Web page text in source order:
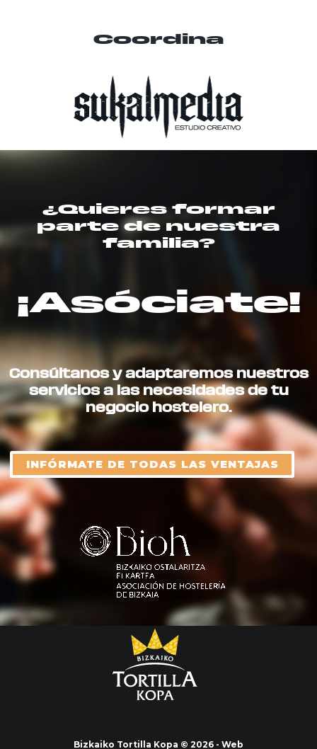
Coordina
¿Quieres formar
parte de nuestra
familia?
¡Asóciate!
Consúltanos y adaptaremos nuestros
servicios a las necesidades de tu
negocio hostelero.
INFÓRMATE DE TODAS LAS VENTAJAS
Bizkaiko Tortilla Kopa © 2026 - Web